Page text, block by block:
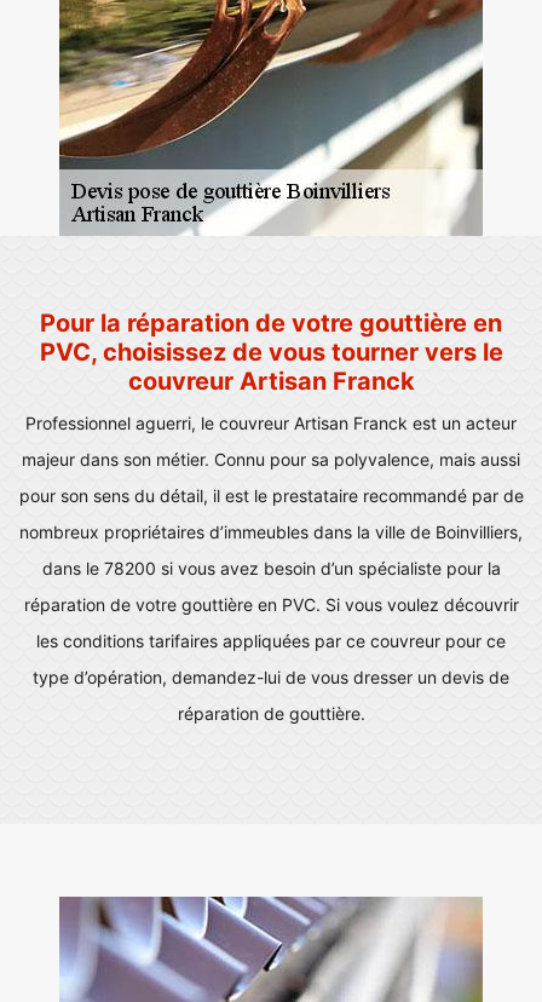
Pour la réparation de votre gouttière en
PVC, choisissez de vous tourner vers le
couvreur Artisan Franck
Professionnel aguerri, le couvreur Artisan Franck est un acteur
majeur dans son métier. Connu pour sa polyvalence, mais aussi
pour son sens du détail, il est le prestataire recommandé par de
nombreux propriétaires d’immeubles dans la ville de Boinvilliers,
dans le 78200 si vous avez besoin d’un spécialiste pour la
réparation de votre gouttière en PVC. Si vous voulez découvrir
les conditions tarifaires appliquées par ce couvreur pour ce
type d’opération, demandez-lui de vous dresser un devis de
réparation de gouttière.